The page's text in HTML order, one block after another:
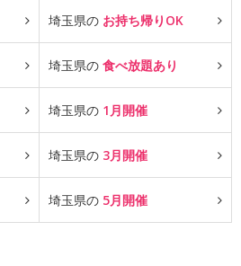
埼玉県の お持ち帰りOK
埼玉県の 食べ放題あり
埼玉県の 1月開催
埼玉県の 3月開催
埼玉県の 5月開催